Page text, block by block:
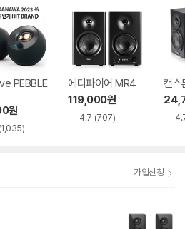
PEBBLE
원
(1,035)
에디파이어 MR4
119,000원
4.7 (707)
캔스
가입신청